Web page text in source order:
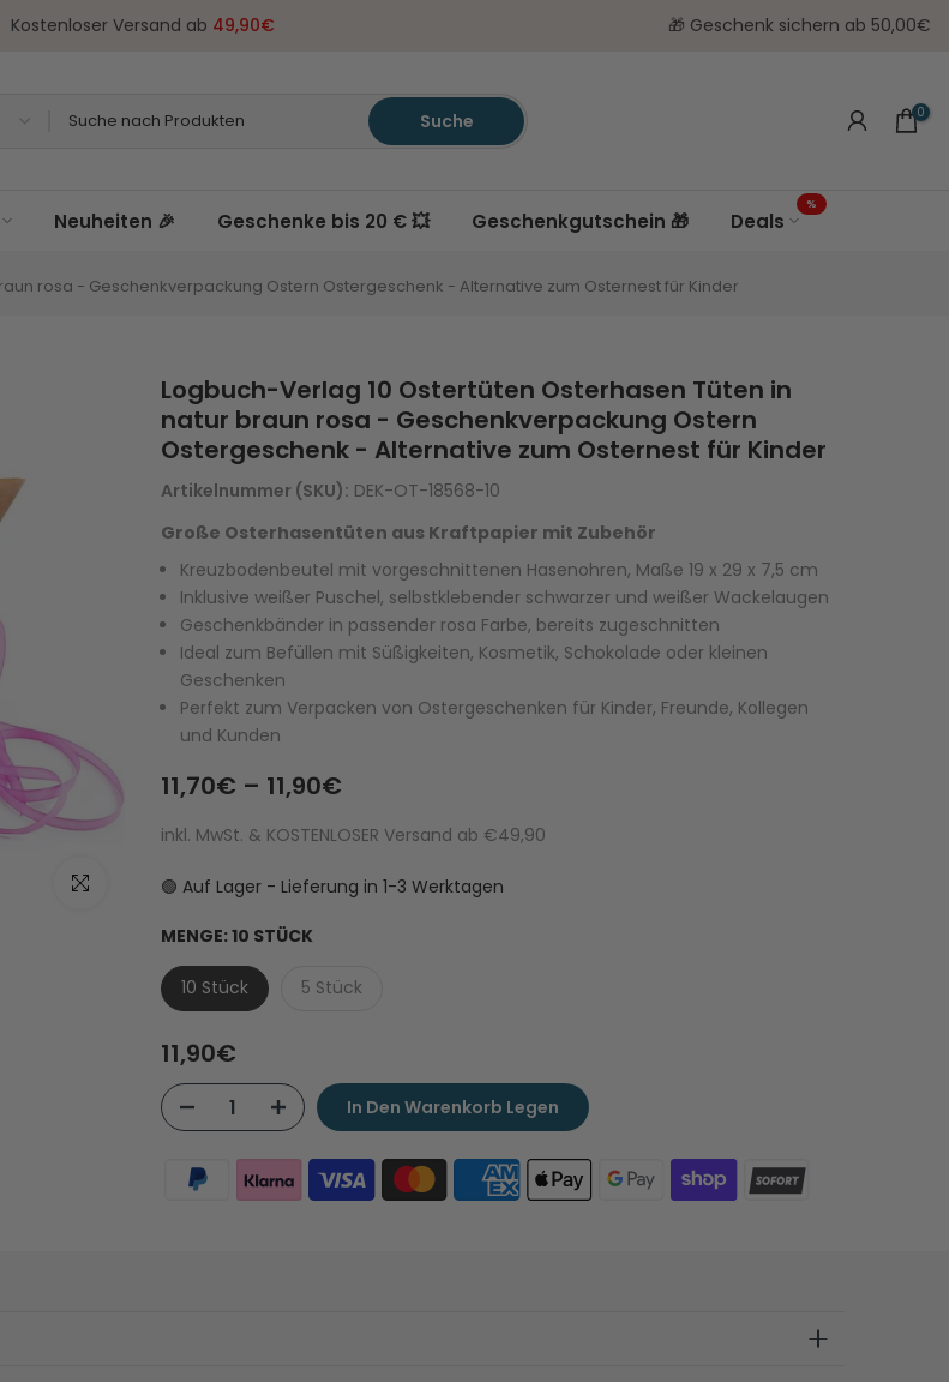
Kostenloser Versand ab 49,90€ 🎁 Geschenk sichern ab 50,00€
Suche 0
Neuheiten 🎉 Geschenke bis 20 € 💥 Geschenkgutschein 🎁 Deals
%
rosa - Geschenkverpackung Ostern Ostergeschenk - Alternative zum Osternest für Kinder
Zum Vergrößern klicken
Logbuch-Verlag 10 Ostertüten Osterhasen Tüten in
natur braun rosa - Geschenkverpackung Ostern
Ostergeschenk - Alternative zum Osternest für Kinder
Artikelnummer (SKU): DEK-OT-18568-10
Große Osterhasentüten aus Kraftpapier mit Zubehör
Kreuzbodenbeutel mit vorgeschnittenen Hasenohren, Maße 19 x 29 x 7,5 cm
Inklusive weißer Puschel, selbstklebender schwarzer und weißer Wackelaugen
Geschenkbänder in passender rosa Farbe, bereits zugeschnitten
Ideal zum Befüllen mit Süßigkeiten, Kosmetik, Schokolade oder kleinen
Geschenken
Perfekt zum Verpacken von Ostergeschenken für Kinder, Freunde, Kollegen
und Kunden
11,70€ – 11,90€
inkl. MwSt. & KOSTENLOSER Versand ab €49,90
🟢 Auf Lager - Lieferung in 1-3 Werktagen
MENGE:10 STÜCK
10 Stück 5 Stück
11,90€
In Den Warenkorb Legen